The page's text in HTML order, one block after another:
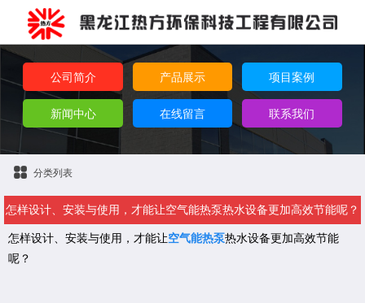
公司简介 产品展示 项目案例
新闻中心 在线留言 联系我们
分类列表
怎样设计、安装与使用，才能让空气能热泵热水设备更加高效节能呢？
怎样设计、安装与使用，才能让空气能热泵热水设备更加高效节能
呢？